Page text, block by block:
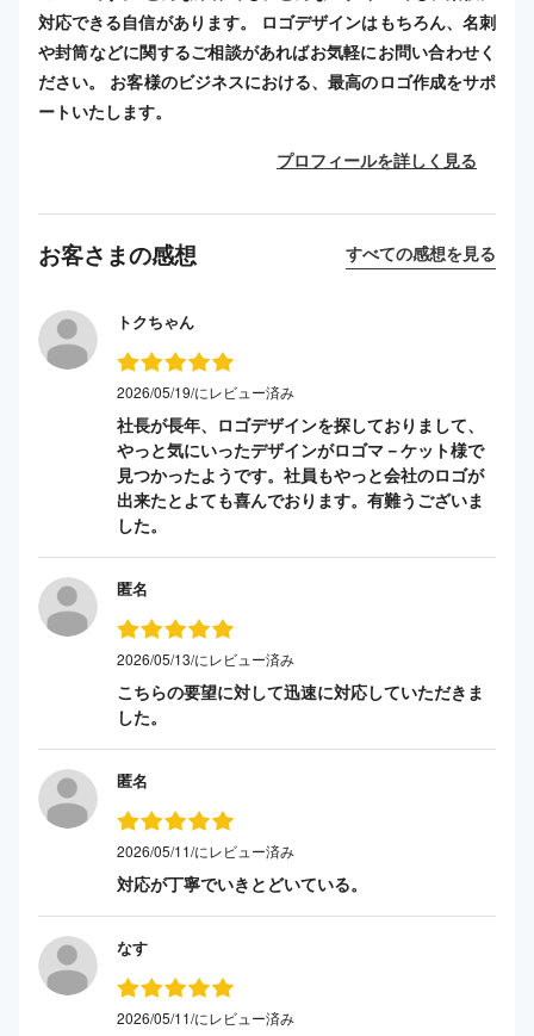
対応できる自信があります。 ロゴデザインはもちろん、名刺
や封筒などに関するご相談があればお気軽にお問い合わせく
ださい。 お客様のビジネスにおける、最高のロゴ作成をサポ
ートいたします。
プロフィールを詳しく見る
お客さまの感想 すべての感想を見る
トクちゃん
2026/05/19/にレビュー済み
社長が長年、ロゴデザインを探しておりまして、
やっと気にいったデザインがロゴマ－ケット様で
見つかったようです。社員もやっと会社のロゴが
出来たとよても喜んでおります。有難うございま
した。
匿名
2026/05/13/にレビュー済み
こちらの要望に対して迅速に対応していただきま
した。
匿名
2026/05/11/にレビュー済み
対応が丁寧でいきとどいている。
なす
2026/05/11/にレビュー済み